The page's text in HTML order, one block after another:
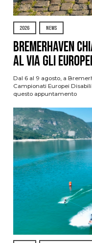
2026 NEWS
Bremerhaven
al via gli
Dal 6 al 9 agosto, a
Campionati Europei Disabili
questo appuntamento